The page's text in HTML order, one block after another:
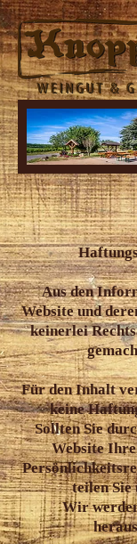
Aus den
Website und
keinerlei
Für den Inhalt
keine
Sollten Sie
Website
teilen Sie
Wir